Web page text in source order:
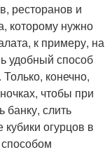
ресторанов и
которому нужно
к примеру, на
удобный способ
конечно,
чтобы при
банку, слить
огурцов в